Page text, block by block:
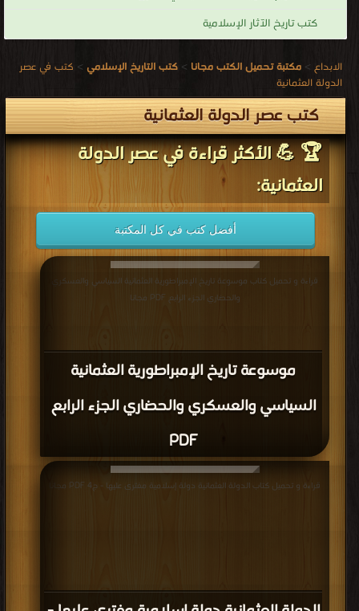
كتب تاريخ الآثار الإسلامية
الابداع > مكتبة تحميل الكتب مجانا > كتب التاريخ الإسلامي > كتب في عصر
الدولة العثمانية
كتب عصر الدولة العثمانية
🏆 💪 الأكثر قراءة في عصر الدولة
العثمانية:
أفضل كتب في كل المكتبة
موسوعة تاريخ الإمبراطورية العثمانية
السياسي والعسكري والحضاري الجزء الرابع
PDF
قراءة و تحميل كتاب موسوعة تاريخ الإمبراطورية العثمانية السياسي والعسكري
والحضاري الجزء الرابع PDF مجانا
قراءة و تحميل كتاب الدولة العثمانية دولة إسلامية مفترى عليها - ج4 PDF مجانا